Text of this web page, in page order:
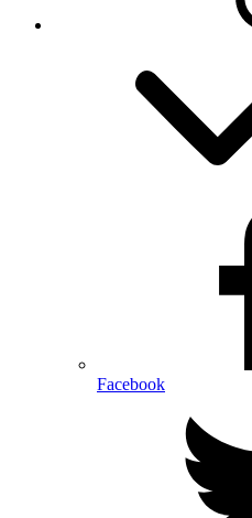
Facebook